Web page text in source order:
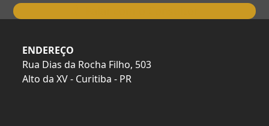
ENDEREÇO
Rua Dias da Rocha Filho, 503
Alto da XV - Curitiba - PR